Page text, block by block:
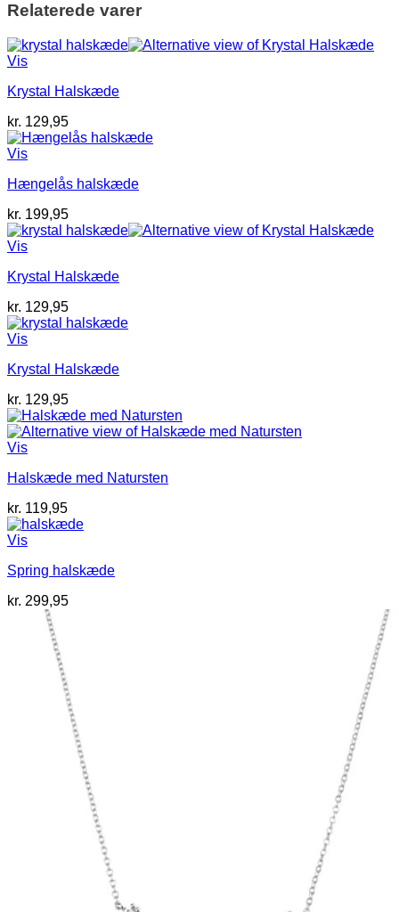
Relaterede varer
Vis
Krystal Halskæde
kr. 129,95
Vis
Hængelås halskæde
kr. 199,95
Vis
Krystal Halskæde
kr. 129,95
Vis
Krystal Halskæde
kr. 129,95
Vis
Halskæde med Natursten
kr. 119,95
Vis
Spring halskæde
kr. 299,95